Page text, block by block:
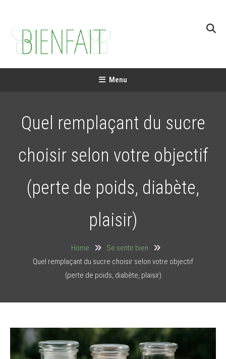
Content
Menu
Quel remplaçant du sucre
choisir selon votre objectif
(perte de poids, diabète,
plaisir)
Home
Se sentir bien
Quel remplaçant du sucre choisir selon votre objectif
(perte de poids, diabète, plaisir)